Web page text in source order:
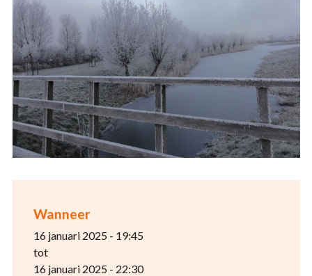
Wanneer
16 januari 2025 - 19:45
tot
16 januari 2025 - 22:30